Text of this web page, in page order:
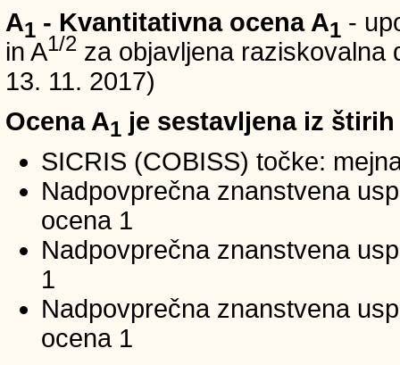
A1 - Kvantitativna ocena A1 -
in A1/2 za objavljena raziskovalna
13. 11. 2017)
Ocena A1 je sestavljena iz
SICRIS (COBISS) točke:
Nadpovprečna znanstvena
ocena 1
Nadpovprečna znanstvena
1
Nadpovprečna znanstvena
ocena 1